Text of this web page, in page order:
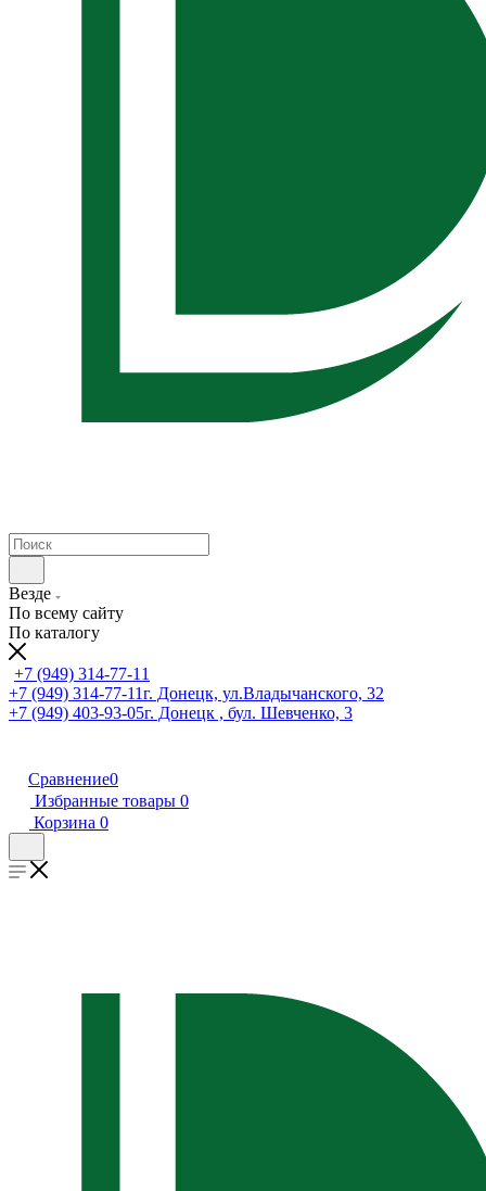
Везде
По всему сайту
По каталогу
+7 (949) 314-77-11
+7 (949) 314-77-11г. Донецк, ул.Владычанского, 32
+7 (949) 403-93-05г. Донецк , бул. Шевченко, 3
Сравнение0
Избранные товары 0
Корзина 0